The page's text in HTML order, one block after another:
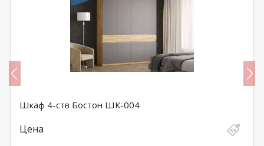
Шкаф 4-ств Бостон ШК-004
Цена